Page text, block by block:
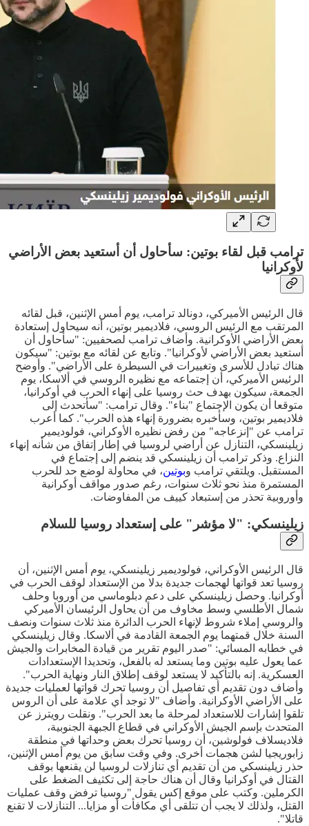
ترامب قبل لقاء بوتين: سأحاول أن أستعيد بعض الأراضي
لأوكرانيا
قال الرئيس الأميركي، دونالد ترامب، يوم أمس الإثنين، قبل لقائه
المرتقب مع الرئيس الروسي، فلاديمير بوتين، أنه سيحاول إستعادة
بعض الأراضي الأوكرانية. وأضاف ترامب لصحفيين: "سأحاول أن
أستعيد بعض الأراضي لأوكرانيا". وتابع عن لقائه مع بوتين: "سيكون
هناك تبادل للأسرى وتغييرات في السيطرة على الأراضي". وأوضح
الرئيس الأميركي، أن إجتماعه مع نظيره الروسي في ألاسكا، يوم
الجمعة، سيكون بهدف حث روسيا على إنهاء الحرب في أوكرانيا،
متوقعا أن يكون الإجتماع "بناء". وقال ترامب: "سأتحدث إلى
فلاديمير بوتين، وسأخبره بضرورة إنهاء هذه الحرب". كما أعرب
ترامب عن "إنزعاجه" من رفض نظيره الأوكراني، فولوديمير
زيلينسكي، التنازل عن أراضي لروسيا في إطار إتفاق من شأنه إنهاء
النزاع. وذكر ترامب أن زيلينسكي قد ينضم إلى إجتماع في
المستقبل. ويلتقي ترامب وبوتين، في محاولة لوضع حد للحرب
المستمرة منذ نحو ثلاث سنوات، رغم صدور مواقف أوكرانية
وأوروبية تحذر من إستبعاد كييف من المفاوضات.
زيلينسكي: "لا مؤشر" على إستعداد روسيا للسلام
قال الرئيس الأوكراني، فولوديمير زيلينسكي، يوم أمس الإثنين، أن
روسيا تعد قواتها لهجمات جديدة بدلا من الإستعداد لوقف الحرب في
أوكرانيا. وحصل زيلينسكي على دعم دبلوماسي من أوروبا وحلف
شمال الأطلسي وسط مخاوف من أن يحاول الرئيسان الأميركي
والروسي إملاء شروط لإنهاء الحرب الدائرة منذ ثلاث سنوات ونصف
السنة خلال قمتهما يوم الجمعة القادمة في ألاسكا. وقال زيلينسكي
في خطابه المسائي: "صدر اليوم تقرير من قيادة المخابرات والجيش
عما يعول عليه بوتين وما يستعد له بالفعل، وتحديدا الإستعدادات
العسكرية. إنه بالتأكيد لا يستعد لوقف إطلاق النار ونهاية الحرب".
وأضاف دون تقديم أي تفاصيل أن روسيا تحرك قواتها لعمليات جديدة
على الأراضي الأوكرانية. وأضاف "لا توجد أي علامة على أن الروس
تلقوا إشارات للاستعداد لمرحلة ما بعد الحرب". ونقلت رويترز عن
المتحدث بإسم الجيش الأوكراني في قطاع الجبهة الجنوبية،
فلاديسلاف فولوشين، أن روسيا تحرك بعض وحداتها في منطقة
زابوريجيا لشن هجمات أخرى. وفي وقت سابق من يوم أمس الإثنين،
حذر زيلينسكي من أن تقديم أي تنازلات لروسيا لن يقنعها بوقف
القتال في أوكرانيا وقال أن هناك حاجة إلى تكثيف الضغط على
الكرملين. وكتب على موقع إكس يقول "روسيا ترفض وقف عمليات
القتل، ولذلك لا يجب أن تتلقى أي مكافأت أو مزايا... التنازلات لا تقنع
قاتلا".